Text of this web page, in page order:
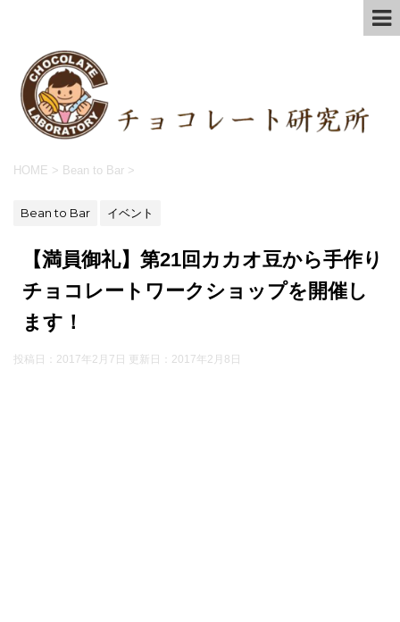
HOME > Bean to Bar >
Bean to Bar イベント
【満員御礼】第21回カカオ豆から手作り
チョコレートワークショップを開催し
ます！
投稿日：2017年2月7日 更新日： 2017年2月8日